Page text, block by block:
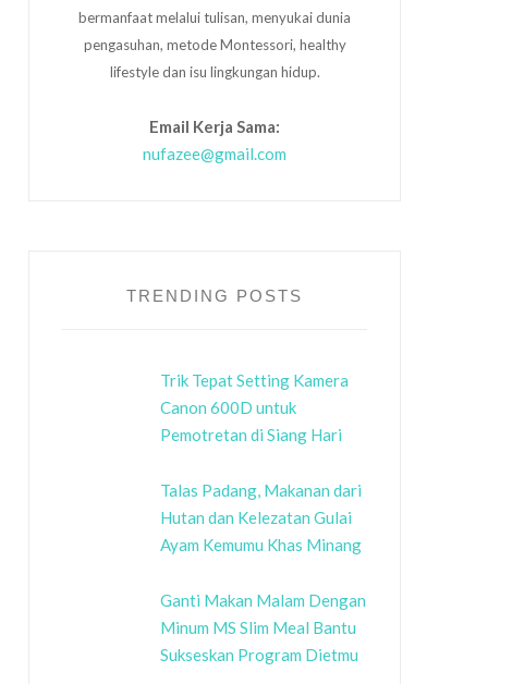
bermanfaat melalui tulisan, menyukai dunia
pengasuhan, metode Montessori, healthy
lifestyle dan isu lingkungan hidup.
Email Kerja Sama:
nufazee@gmail.com
TRENDING POSTS
Trik Tepat Setting Kamera
Canon 600D untuk
Pemotretan di Siang Hari
Talas Padang, Makanan dari
Hutan dan Kelezatan Gulai
Ayam Kemumu Khas Minang
Ganti Makan Malam Dengan
Minum MS Slim Meal Bantu
Sukseskan Program Dietmu